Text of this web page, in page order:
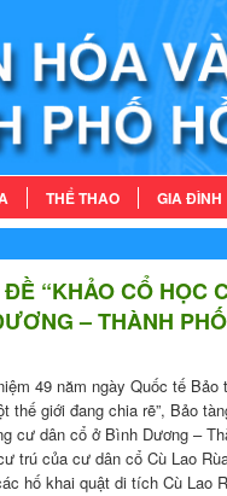
THỂ THAO GIA ĐÌNH
“KHẢO CỔ HỌC
– THÀNH
49 năm ngày Quốc tế Bảo
thế giới đang chia rẽ”, Bảo
cư dân cổ ở Bình Dương –
trú của cư dân cổ Cù Lao
hố khai quật di tích Cù Lao